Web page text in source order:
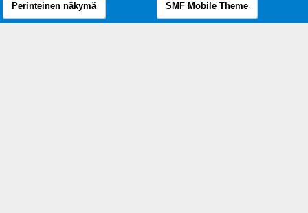
Perinteinen näkymä SMF Mobile Theme